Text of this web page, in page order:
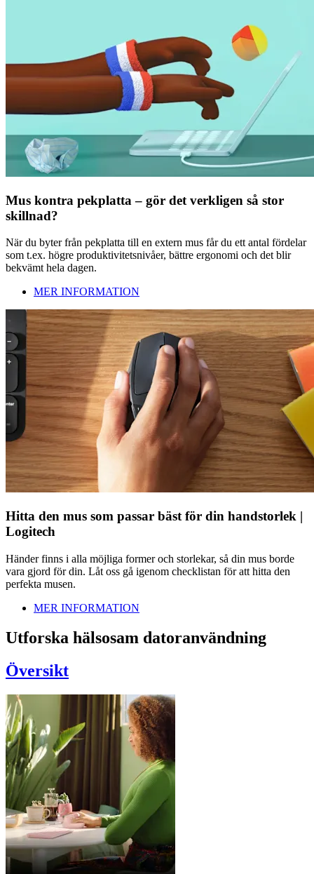
Mus kontra pekplatta – gör det verkligen så stor
skillnad?
När du byter från pekplatta till en extern mus får du ett antal fördelar
som t.ex. högre produktivitetsnivåer, bättre ergonomi och det blir
bekvämt hela dagen.
MER INFORMATION
Hitta den mus som passar bäst för din handstorlek |
Logitech
Händer finns i alla möjliga former och storlekar, så din mus borde
vara gjord för din. Låt oss gå igenom checklistan för att hitta den
perfekta musen.
MER INFORMATION
Utforska hälsosam datoranvändning
Översikt